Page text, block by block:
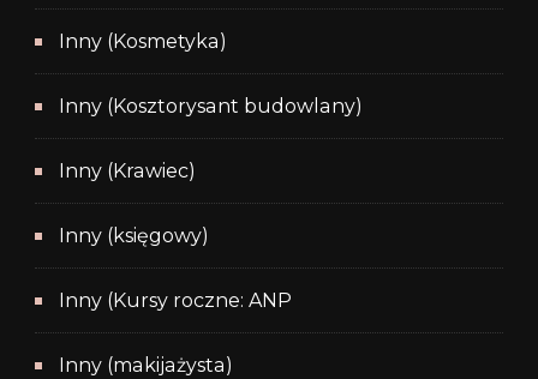
Inny (Kosmetyka)
Inny (Kosztorysant budowlany)
Inny (Krawiec)
Inny (księgowy)
Inny (Kursy roczne: ANP
Inny (makijażysta)